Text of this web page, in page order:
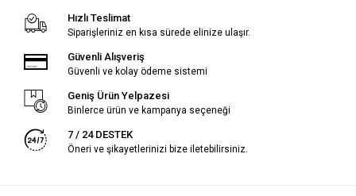
Hızlı Teslimat
Siparişleriniz en kısa sürede elinize ulaşır.
Güvenli Alışveriş
Güvenli ve kolay ödeme sistemi
Geniş Ürün Yelpazesi
Binlerce ürün ve kampanya seçeneği
7 / 24 DESTEK
Öneri ve şikayetlerinizi bize iletebilirsiniz.